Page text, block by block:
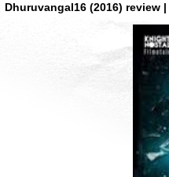
Dhuruvangal16 (2016) review |